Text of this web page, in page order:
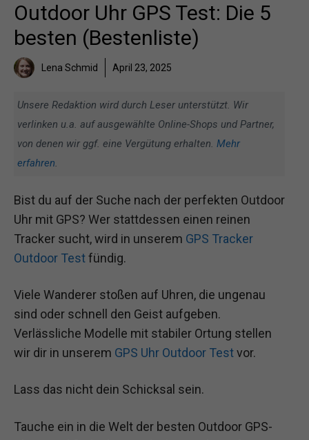
Outdoor Uhr GPS Test: Die 5
besten (Bestenliste)
Lena Schmid April 23, 2025
Unsere Redaktion wird durch Leser unterstützt. Wir
verlinken u.a. auf ausgewählte Online-Shops und Partner,
von denen wir ggf. eine Vergütung erhalten. Mehr
erfahren.
Bist du auf der Suche nach der perfekten Outdoor
Uhr mit GPS? Wer stattdessen einen reinen
Tracker sucht, wird in unserem GPS Tracker
Outdoor Testfündig.
Viele Wanderer stoßen auf Uhren, die ungenau
sind oder schnell den Geist aufgeben.
Verlässliche Modelle mit stabiler Ortung stellen
wir dir in unserem GPS Uhr Outdoor Testvor.
Lass das nicht dein Schicksal sein.
Tauche ein in die Welt der besten Outdoor GPS-